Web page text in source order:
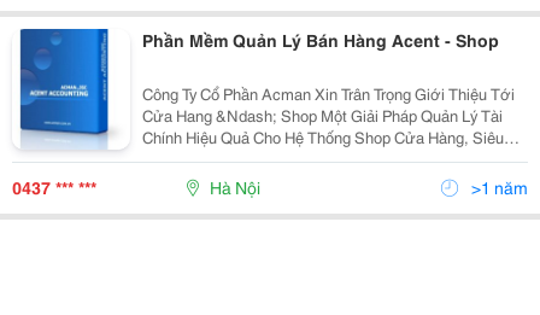
Phần Mềm Quản Lý Bán Hàng Acent - Shop
Công Ty Cổ Phần Acman Xin Trân Trọng Giới Thiệu Tới
Cửa Hang &Ndash; Shop Một Giải Pháp Quản Lý Tài
Chính Hiệu Quả Cho Hệ Thống Shop Cửa Hàng, Siêu
Thị! I. Mô Hình Quản Lý Hoạt Động Kinh Doanh Tại Hệ
Thống Shop - Siêu Thị 1. Là Một Nhà Kinh Doa
0437 *** *** Hà Nội >1 năm